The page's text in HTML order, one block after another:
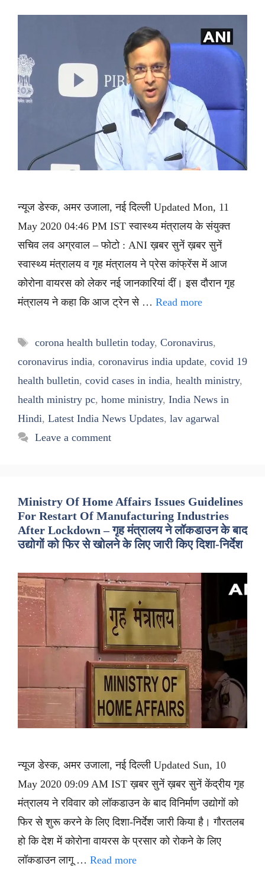
न्यूज डेस्क, अमर उजाला, नई दिल्ली Updated Mon, 11
May 2020 04:46 PM IST स्वास्थ्य मंत्रालय के संयुक्त
सचिव लव अग्रवाल – फोटो : ANI ख़बर सुनें ख़बर सुनें
स्वास्थ्य मंत्रालय व गृह मंत्रालय ने प्रेस कांफ्रेंस में आज
कोरोना वायरस को लेकर नई जानकारियां दीं। इस दौरान गृह
मंत्रालय ने कहा कि आज ट्रेन से … Read more
Tags
corona health bulletin today, Coronavirus,
coronavirus india, coronavirus india update, covid 19
health bulletin, covid cases in india, health ministry,
health ministry pc, home ministry, India News in
Hindi, Latest India News Updates, lav agarwal
Leave a comment
Ministry Of Home Affairs Issues Guidelines
For Restart Of Manufacturing Industries
After Lockdown – गृह मंत्रालय ने लॉकडाउन के बाद
उद्योगों को फिर से खोलने के लिए जारी किए दिशा-निर्देश
न्यूज डेस्क, अमर उजाला, नई दिल्ली Updated Sun, 10
May 2020 09:09 AM IST ख़बर सुनें ख़बर सुनें केंद्रीय गृह
मंत्रालय ने रविवार को लॉकडाउन के बाद विनिर्माण उद्योगों को
फिर से शुरू करने के लिए दिशा-निर्देश जारी किया है। गौरतलब
हो कि देश में कोरोना वायरस के प्रसार को रोकने के लिए
लॉकडाउन लागू … Read more